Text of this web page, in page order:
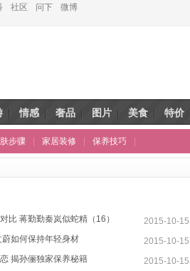
社区 问下 微博
情感 奢品 图片 美食 特价
步骤 家居装修 保养技巧
2015-10-15
07:05:48
比 蒋勤勤秦岚似蛇精（16）
2015-10-15
00:33:14
如何保持年轻身材
2015-10-15
揭孙俪独家保养秘籍